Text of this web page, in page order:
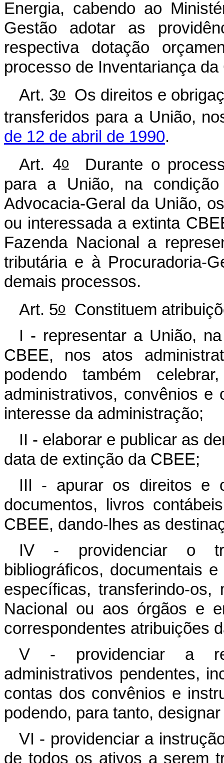
Energia, cabendo ao
Gestão adotar as
respectiva dotação
processo de Inventariança da
Art. 3o
Os direitos e
transferidos para a União,
de 12 de abril de 1990.
Art. 4oDurante o
para a União, na
Advocacia-Geral da União,
ou interessada a extinta
Fazenda Nacional a
tributária e à Procuradoria-
demais processos.
Art. 5o
Constituem
I - representar a União,
CBEE, nos atos
podendo também
administrativos, convênios e
interesse da administração;
II - elaborar e publicar as
data de extinção da CBEE;
III - apurar os direitos e
documentos, livros
CBEE, dando-lhes as
IV - providenciar o
bibliográficos, documentais
específicas, transferindo-os,
Nacional ou aos órgãos e
correspondentes atribuições
V - providenciar a
administrativos pendentes,
contas dos convênios e
podendo, para tanto,
VI - providenciar a
de todos os ativos a serem